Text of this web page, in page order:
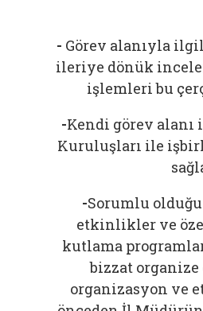
- Görev alanıyla
ileriye dönük
işlemleri bu
-Kendi görev
Kuruluşları ile
-Sorumlu
etkinlikler ve
kutlama
bizzat organize
organizasyon ve